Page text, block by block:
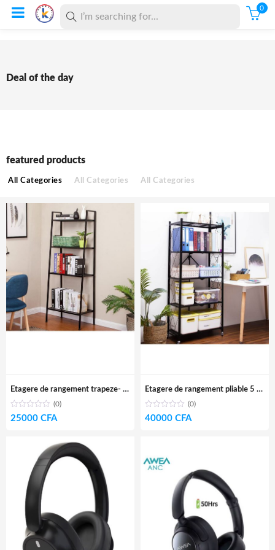
0
Deal of the day
featured products
All Categories All Categories All Categories
Etagere de rangement trapeze- fer galvanisé
(0)
25000 CFA
Etagere de rangement pliable 5 niveaux- acier galvanisé
(0)
40000 CFA